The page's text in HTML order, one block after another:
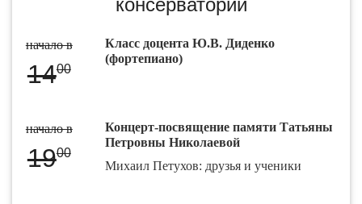
начало в
1400
Класс доцента Ю.В. Диденко
(фортепиано)
начало в
1900
Концерт-посвящение памяти Татьяны
Петровны Николаевой
Михаил Петухов: друзья и ученики